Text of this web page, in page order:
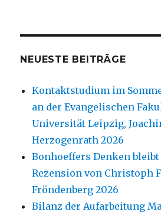
NEUESTE BEITRÄGE
Kontaktstudium im
an der Evangelischen
Universität Leipzig,
Herzogenrath 2026
Bonhoeffers Denken
Rezension von Christoph
Fröndenberg 2026
Bilanz der Aufarbeitung